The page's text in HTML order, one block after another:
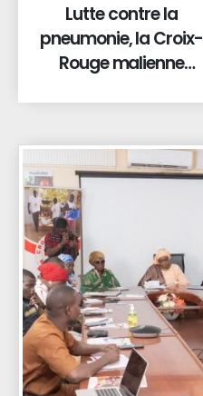
Lutte contre la
pneumonie, la Croix-
Rouge malienne
ans atteints